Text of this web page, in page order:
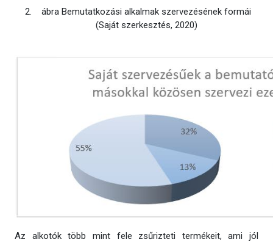
ábra Bemutatkozási alkalmak szervezésének formái
(Saját szerkesztés, 2020)
Az alkotók több mint fele zsűrizteti termékeit, ami jól